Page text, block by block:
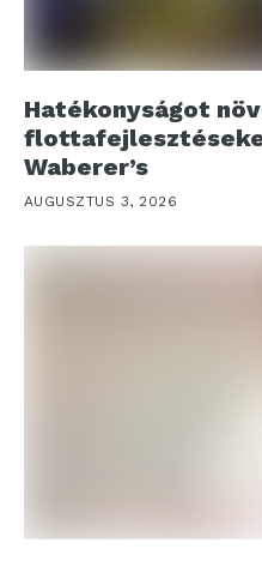
Hatékonyságot
Waberer’s
AUGUSZTUS 3, 2026